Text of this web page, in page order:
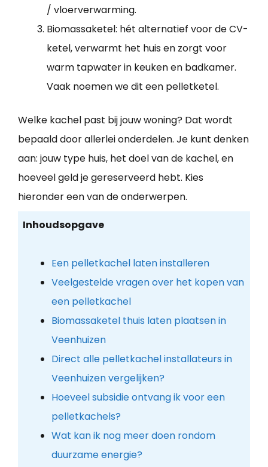
/ vloerverwarming.
Biomassaketel: hét alternatief voor de CV-
ketel, verwarmt het huis en zorgt voor
warm tapwater in keuken en badkamer.
Vaak noemen we dit een pelletketel.
Welke kachel past bij jouw woning? Dat wordt
bepaald door allerlei onderdelen. Je kunt denken
aan: jouw type huis, het doel van de kachel, en
hoeveel geld je gereserveerd hebt. Kies
hieronder een van de onderwerpen.
Inhoudsopgave
Een pelletkachel laten installeren
Veelgestelde vragen over het kopen van
een pelletkachel
Biomassaketel thuis laten plaatsen in
Veenhuizen
Direct alle pelletkachel installateurs in
Veenhuizen vergelijken?
Hoeveel subsidie ontvang ik voor een
pelletkachels?
Wat kan ik nog meer doen rondom
duurzame energie?